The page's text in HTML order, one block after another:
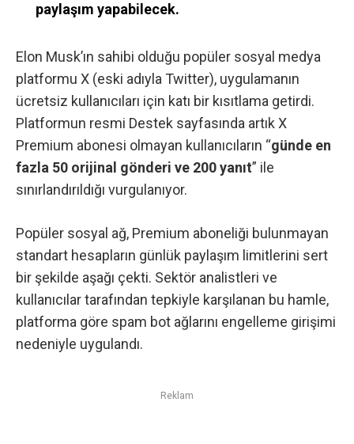
paylaşım yapabilecek.
Elon Musk’ın sahibi olduğu popüler sosyal medya
platformu X (eski adıyla Twitter), uygulamanın
ücretsiz kullanıcıları için katı bir kısıtlama getirdi.
Platformun resmi Destek sayfasında artık X
Premium abonesi olmayan kullanıcıların “günde en
fazla 50 orijinal gönderi ve 200 yanıt” ile
sınırlandırıldığı vurgulanıyor.
Popüler sosyal ağ, Premium aboneliği bulunmayan
standart hesapların günlük paylaşım limitlerini sert
bir şekilde aşağı çekti. Sektör analistleri ve
kullanıcılar tarafından tepkiyle karşılanan bu hamle,
platforma göre spam bot ağlarını engelleme girişimi
nedeniyle uygulandı.
Reklam